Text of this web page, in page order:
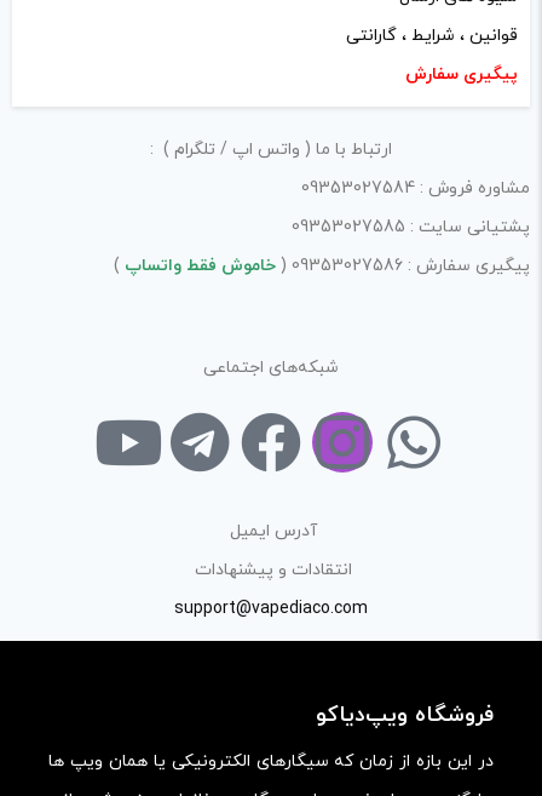
قوانین ، شرایط ، گارانتی
پیگیری سفارش
ارتباط با ما ( واتس اپ / تلگرام ) :
مشاوره فروش : 09353027584
پشتیانی سایت : 09353027585
پیگیری سفارش : 09353027586 (
خاموش فقط واتساپ )
شبکه‌های اجتماعی
آدرس ایمیل
انتقادات و پیشنهادات
support@vapediaco.com
فروشگاه ویپ‌دیاکو
در این بازه از زمان که سیگارهای الکترونیکی یا همان ویپ ها